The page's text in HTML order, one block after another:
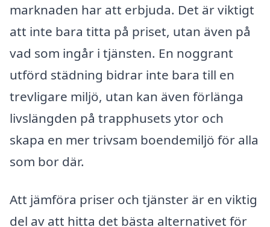
marknaden har att erbjuda. Det är viktigt
att inte bara titta på priset, utan även på
vad som ingår i tjänsten. En noggrant
utförd städning bidrar inte bara till en
trevligare miljö, utan kan även förlänga
livslängden på trapphusets ytor och
skapa en mer trivsam boendemiljö för alla
som bor där.
Att jämföra priser och tjänster är en viktig
del av att hitta det bästa alternativet för